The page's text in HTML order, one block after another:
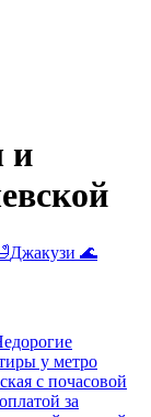
и
Джакузи 🌊
у метро
c почасовой
за